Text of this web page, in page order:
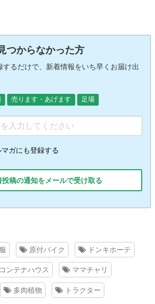
つからなかった方
するだけで、新着情報をいち早くお届け出
売ります・あげます 足場
ガにも登録する
稿の通知をメールで受け取る
原付バイク ドンキホーテ
コンテナハウス ママチャリ
多肉植物 トラクター